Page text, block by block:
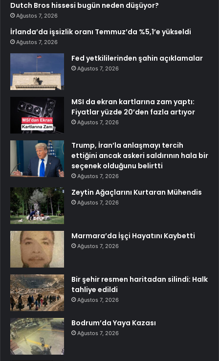
Dutch Bros hissesi bugün neden düşüyor?
Ağustos 7, 2026
İrlanda’da işsizlik oranı Temmuz’da %5,1’e yükseldi
Ağustos 7, 2026
Fed yetkililerinden şahin açıklamalar
Ağustos 7, 2026
MSI da ekran kartlarına zam yaptı:
Fiyatlar yüzde 20’den fazla artıyor
Ağustos 7, 2026
Trump, İran’la anlaşmayı tercih
ettiğini ancak askeri saldırının hala bir
seçenek olduğunu belirtti
Ağustos 7, 2026
Zeytin Ağaçlarını Kurtaran Mühendis
Ağustos 7, 2026
Marmara’da İşçi Hayatını Kaybetti
Ağustos 7, 2026
Bir şehir resmen haritadan silindi: Halk
tahliye edildi
Ağustos 7, 2026
Bodrum’da Yaya Kazası
Ağustos 7, 2026